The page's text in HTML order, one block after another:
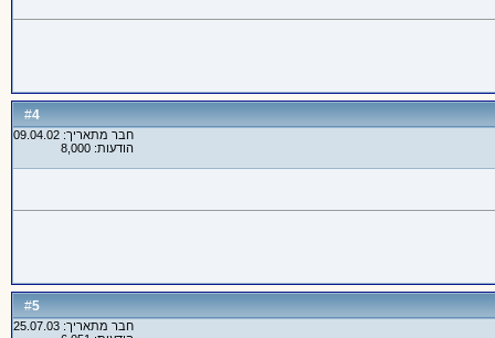
#
4
חבר מתאריך: 09.04.02
הודעות: 8,000
#
5
חבר מתאריך: 25.07.03